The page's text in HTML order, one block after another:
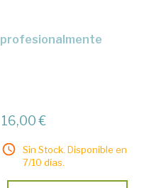
profesionalmente
16,00 €
Sin Stock. Disponible en
7/10 días.